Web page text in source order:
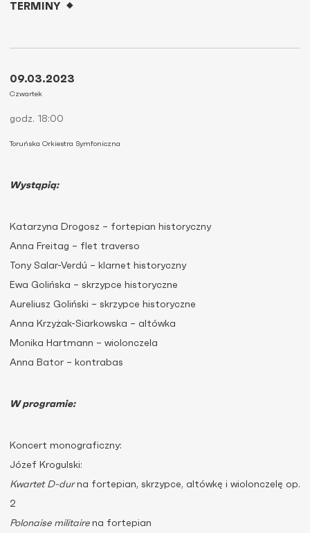
Wystąpią:
Katarzyna Drogosz – fortepian historyczny
Anna Freitag – flet traverso
Tony Salar-Verdú – klarnet historyczny
Ewa Golińska – skrzypce historyczne
Aureliusz Goliński – skrzypce historyczne
Anna Krzyżak-Siarkowska – altówka
Monika Hartmann – wiolonczela
Anna Bator – kontrabas
W programie:
Koncert monograficzny:
Józef Krogulski:
Kwartet D-durna fortepian, skrzypce, altówkę i wiolonczelę op.
2
Polonaise militairena fortepian
TERMINY
09.03.2023
Czwartek
godz. 18:00
Toruńska Orkiestra Symfoniczna